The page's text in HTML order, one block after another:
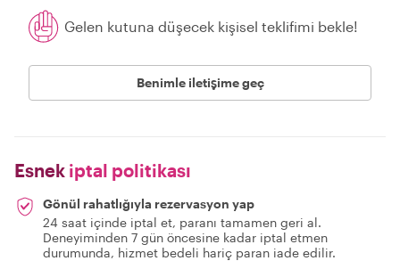
Gelen kutuna düşecek kişisel teklifimi bekle!
Benimle iletişime geç
Esnek iptal politikası
Gönül rahatlığıyla rezervasyon yap
24 saat içinde iptal et, paranı tamamen geri al.
Deneyiminden 7 gün öncesine kadar iptal etmen
durumunda, hizmet bedeli hariç paran iade edilir.